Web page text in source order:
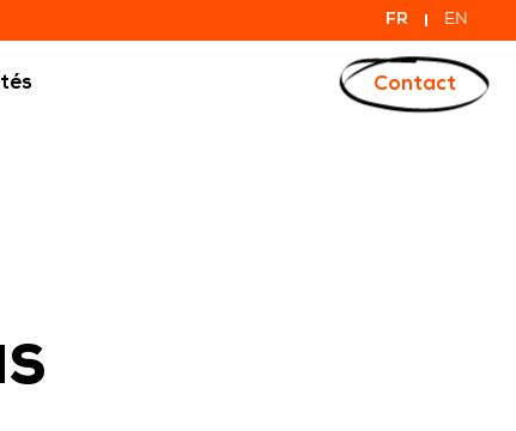
FR EN
Agence de
Contact